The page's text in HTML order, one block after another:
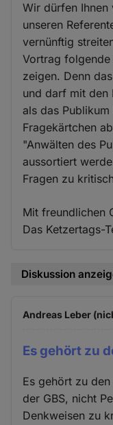
Wir dürfen Ihnen
unseren
vernünftig
Vortrag
zeigen. Denn
und darf mit den
als das
Fragekärtchen
"Anwälten des
aussortiert
Fragen zu
Mit freundlichen
Das Ketzertags-
Diskussion
Andreas Leber
Es gehört zu
Es gehört zu
der GBS, nicht
Denkweisen zu